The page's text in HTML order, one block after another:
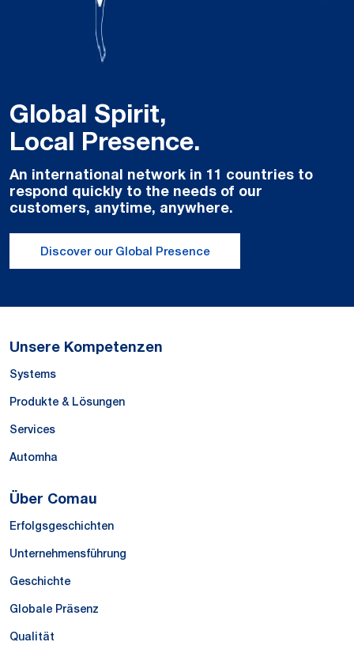
Global Spirit,
Local Presence.
An international network in 11 countries to
respond quickly to the needs of our
customers, anytime, anywhere.
Discover our Global Presence
Unsere Kompetenzen
Systems
Produkte & Lösungen
Services
Automha
Über Comau
Erfolgsgeschichten
Unternehmensführung
Geschichte
Globale Präsenz
Qualität